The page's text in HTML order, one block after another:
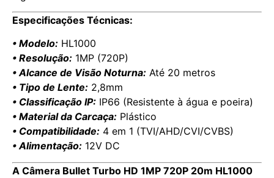
Especificações Técnicas:
• Modelo: HL1000
• Resolução: 1MP (720P)
• Alcance de Visão Noturna: Até 20 metros
• Tipo de Lente: 2,8mm
• Classificação IP: IP66 (Resistente à água e poeira)
• Material da Carcaça: Plástico
• Compatibilidade: 4 em 1 (TVI/AHD/CVI/CVBS)
• Alimentação: 12V DC
A Câmera Bullet Turbo HD 1MP 720P 20m HL1000